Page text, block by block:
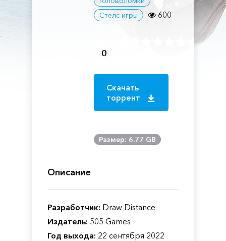
Стелс игры
600
0
Скачать
торрент
Размер: 6.77 GB
Описание
Разработчик: Draw Distance
Издатель: 505 Games
Год выхода: 22 сентября 2022